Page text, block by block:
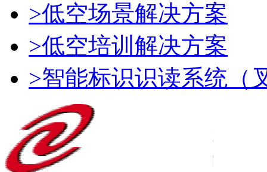
>低空场景解决方案
>低空培训解决方案
>智能标识识读系统（